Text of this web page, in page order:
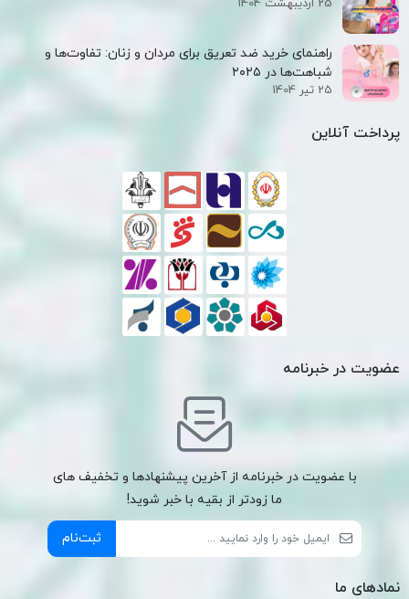
راهنمای خرید ضد تعریق برای مردان و زنان: تفاوت‌ها و
شباهت‌ها در ۲۰۲۵
25 تیر 1404
پرداخت آنلاین
عضویت در خبرنامه
با عضویت در خبرنامه از آخرین پیشنهادها و تخفیف های
ما زودتر از بقیه با خبر شوید!
ثبت‌نام
نمادهای ما